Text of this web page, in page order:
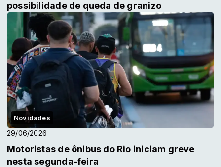
possibilidade de queda de granizo
Novidades
29/06/2026
Motoristas de ônibus do Rio iniciam greve
nesta segunda-feira